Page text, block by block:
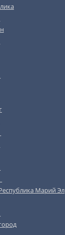
Марий Эл